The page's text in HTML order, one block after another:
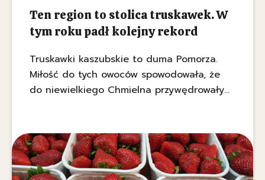
Ten region to stolica truskawek. W
tym roku padł kolejny rekord
Truskawki kaszubskie to duma Pomorza.
Miłość do tych owoców spowodowała, że
do niewielkiego Chmielna przywędrowały
rogalików.